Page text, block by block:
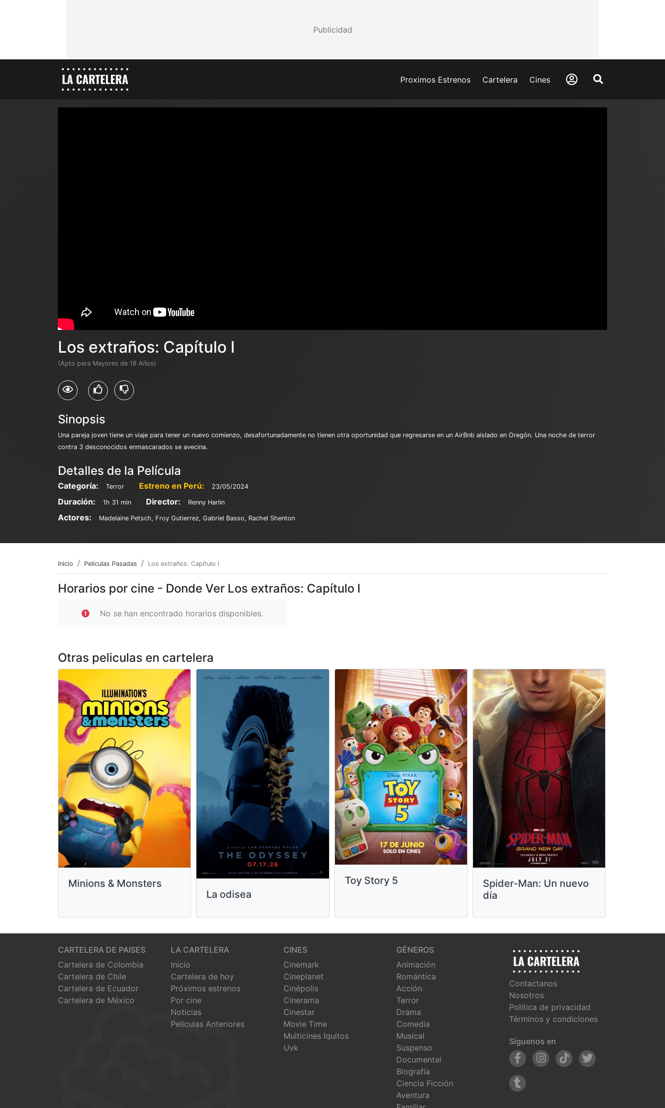
Publicidad
Proximos Estrenos Cartelera Cines
Los extraños: Capítulo I
(Apto para Mayores de 18 Años)
Sinopsis
Una pareja joven tiene un viaje para tener un nuevo comienzo, desafortunadamente no tienen otra oportunidad que regresarse en un AirBnb aislado en Oregón. Una noche de terror
contra 3 desconocidos enmascarados se avecina.
Detalles de la Película
Categoría: Terror Estreno en Perú: 23/05/2024
Duración: 1h 31 min Director: Renny Harlin
Actores: Madelaine Petsch, Froy Gutierrez, Gabriel Basso, Rachel Shenton
Inicio Películas Pasadas Los extraños: Capítulo I
Horarios por cine - Donde Ver Los extraños: Capítulo I
No se han encontrado horarios disponibles.
Otras peliculas en cartelera
Minions & Monsters
La odisea
Toy Story 5
Spider-Man: Un nuevo
día
CARTELERA DE PAISES
Cartelera de Colombia
Cartelera de Chile
Cartelera de Ecuador
Cartelera de México
LA CARTELERA
Inicio
Cartelera de hoy
Próximos estrenos
Por cine
Noticias
Peliculas Anteriores
CINES
Cinemark
Cineplanet
Cinépolis
Cinerama
Cinestar
Movie Time
Multicines Iquitos
Uvk
GÉNEROS
Animación
Romántica
Acción
Terror
Drama
Comedia
Musical
Suspenso
Documental
Biografía
Ciencia Ficción
Aventura
Contactanos
Nosotros
Política de privacidad
Términos y condiciones
Síguenos en